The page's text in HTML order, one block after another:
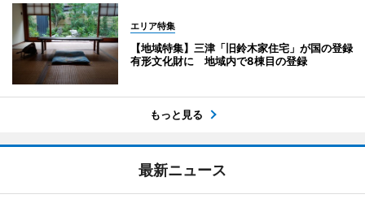
エリア特集
【地域特集】三津「旧鈴木家住宅」が国の登録
有形文化財に 地域内で8棟目の登録
もっと見る
最新ニュース